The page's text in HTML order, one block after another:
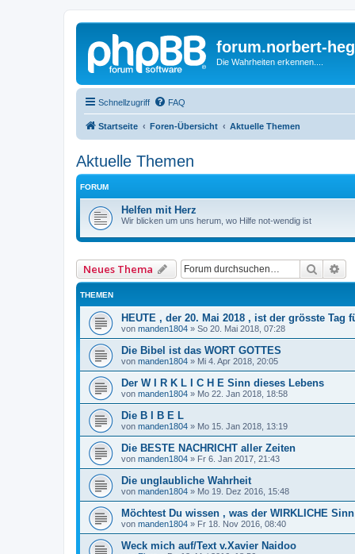
forum.norbert-
Die Wahrheiten erkennen....
Schnellzugriff FAQ
Startseite Foren-Übersicht Aktuelle Themen
Aktuelle Themen
FORUM
Helfen mit Herz
Wir blicken um uns herum, wo Hilfe not-wendig ist
Neues Thema Suche
THEMEN
HEUTE , der 20. Mai 2018 , ist der grösste Tag
von manden1804 » So 20. Mai 2018, 07:28
Die Bibel ist das WORT GOTTES
von manden1804 » Mi 4. Apr 2018, 20:05
Der W I R K L I C H E Sinn dieses Lebens
von manden1804 » Mo 22. Jan 2018, 18:58
Die B I B E L
von manden1804 » Mo 15. Jan 2018, 13:19
Die BESTE NACHRICHT aller Zeiten
von manden1804 » Fr 6. Jan 2017, 21:43
Die unglaubliche Wahrheit
von manden1804 » Mo 19. Dez 2016, 15:48
Möchtest Du wissen , was der WIRKLICHE
von manden1804 » Fr 18. Nov 2016, 08:40
Weck mich auf/Text v.Xavier Naidoo